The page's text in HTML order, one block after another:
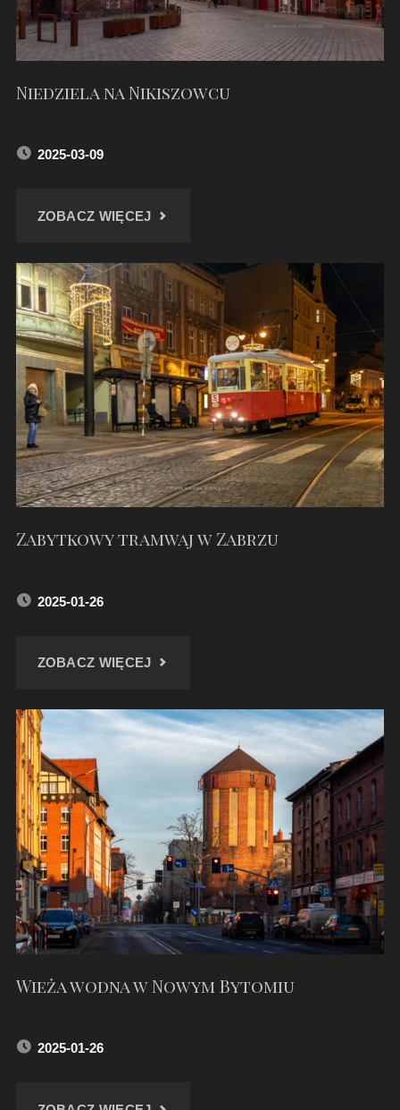
2025"
Niedziela na Nikiszowcu
2025-03-09
ZOBACZ WIĘCEJ"NIEDZIELA
NIKISZOWCU"
Zabytkowy tramwaj w Zabrzu
2025-01-26
ZOBACZ WIĘCEJ"ZABYTKOWY
ZABRZU"
Wieża wodna w Nowym Bytomiu
2025-01-26